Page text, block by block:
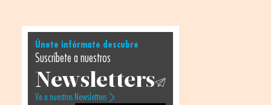
Únete infórmate descubre
Suscríbete a nuestros
Newsletters
Ve a nuestros Newsletters